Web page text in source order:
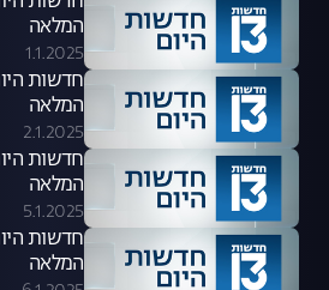
המלאה
1.1.2025
המלאה
2.1.2025
המלאה
5.1.2025
המלאה